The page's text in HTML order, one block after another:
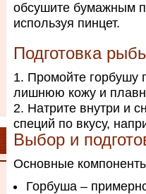
обсушите бумажным
используя пинцет.
Подготовка
Промойте горбушу
лишнюю кожу и
Натрите внутри и
специй по вкусу,
Выбор и
Основные
Горбуша –